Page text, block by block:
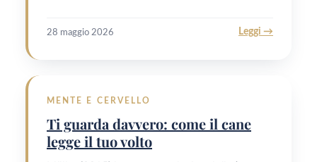
28 maggio 2026 Leggi →
MENTE E CERVELLO
Ti guarda davvero: come il cane
legge il tuo volto